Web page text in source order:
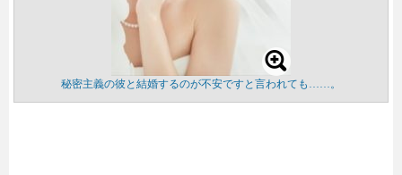
秘密主義の彼と結婚するのが不安ですと言われても……。